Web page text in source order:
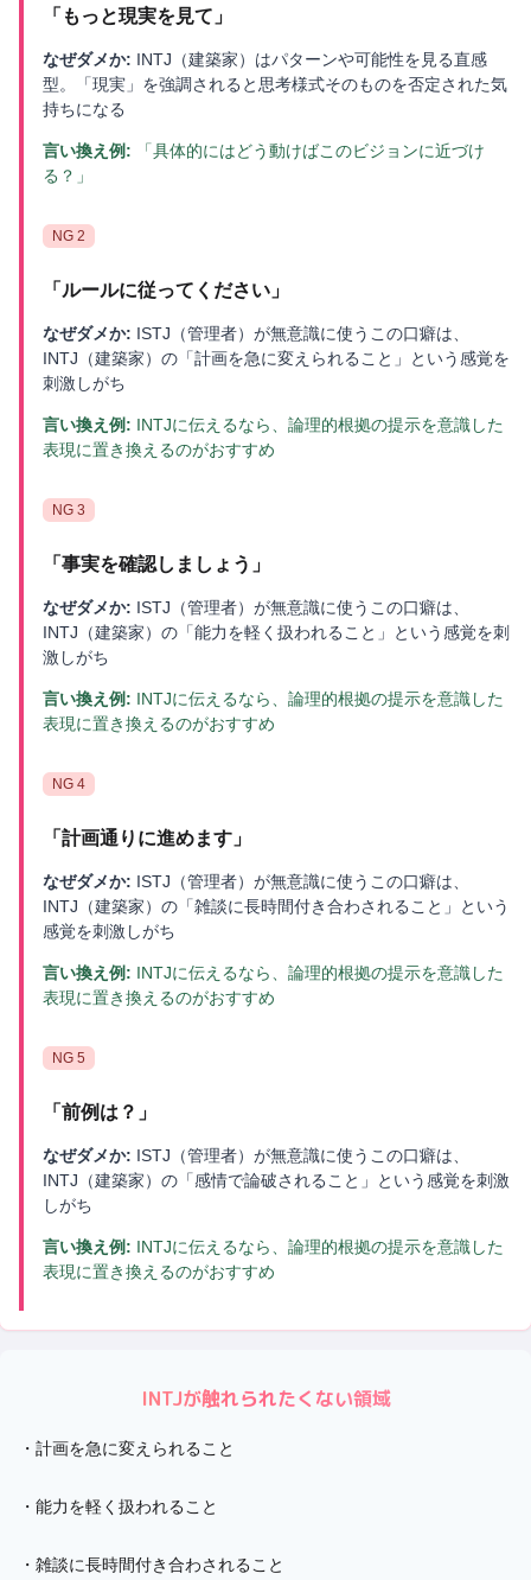
「 もっと現実を見て 」
なぜダメか: INTJ（建築家）はパターンや可能性を見る直感
型。「現実」を強調されると思考様式そのものを否定された気
持ちになる
言い換え例:
「具体的にはどう動けばこのビジョンに近づけ
る？」
NG 2
「 ルールに従ってください 」
なぜダメか: ISTJ（管理者）が無意識に使うこの口癖は、
INTJ（建築家）の「計画を急に変えられること」という感覚を
刺激しがち
言い換え例: INTJに伝えるなら、論理的根拠の提示を意識した
表現に置き換えるのがおすすめ
NG 3
「 事実を確認しましょう 」
なぜダメか: ISTJ（管理者）が無意識に使うこの口癖は、
INTJ（建築家）の「能力を軽く扱われること」という感覚を刺
激しがち
言い換え例: INTJに伝えるなら、論理的根拠の提示を意識した
表現に置き換えるのがおすすめ
NG 4
「 計画通りに進めます 」
なぜダメか: ISTJ（管理者）が無意識に使うこの口癖は、
INTJ（建築家）の「雑談に長時間付き合わされること」という
感覚を刺激しがち
言い換え例: INTJに伝えるなら、論理的根拠の提示を意識した
表現に置き換えるのがおすすめ
NG 5
「 前例は？ 」
なぜダメか: ISTJ（管理者）が無意識に使うこの口癖は、
INTJ（建築家）の「感情で論破されること」という感覚を刺激
しがち
言い換え例: INTJに伝えるなら、論理的根拠の提示を意識した
表現に置き換えるのがおすすめ
INTJが触れられたくない領域
・ 計画を急に変えられること
・ 能力を軽く扱われること
・ 雑談に長時間付き合わされること